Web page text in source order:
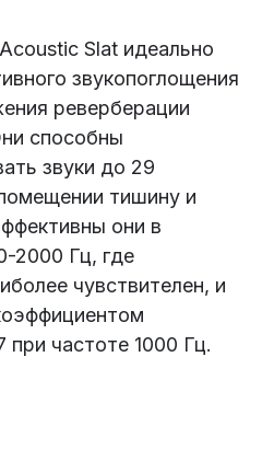
Slat идеально
звукопоглощения
реверберации
способны
звуки до 29
тишину и
они в
2000 Гц, где
чувствителен, и
при частоте 1000 Гц.